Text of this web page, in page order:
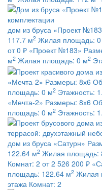
дом из бруса «Проект
117.7 м2 Жилая площадь:
от 0 ₽ «Проект №183»
м2 Жилая площадь: 0 м2
«Мечта-2» Размеры: 8х6
площадь: 0 м2 Этажность:
«Мечта-2» Размеры: 8х6
площадь: 0 м2 Этажность:
дом из бруса «Сатурн»
122.64 м2 Жилая площадь:
Комнат: 2 от 2 526 200 ₽
площадь: 122.64 м2 Жилая
этажа Комнат: 2